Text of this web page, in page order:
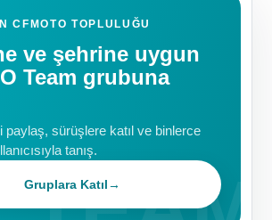
CFMOTO TOPLULUĞU
ve şehrine uygun
Team grubuna
paylaş, sürüşlere katıl ve binlerce
tanış.
Gruplara Katıl→